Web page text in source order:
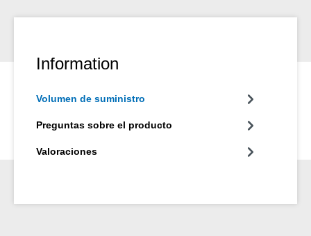
Information
Volumen de suministro
Preguntas sobre el producto
Valoraciones